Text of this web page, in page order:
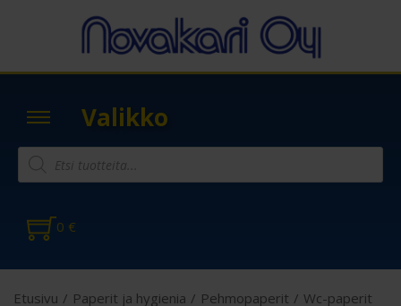
Valikko
0 €
Etusivu / Paperit ja hygienia / Pehmopaperit / Wc-paperit